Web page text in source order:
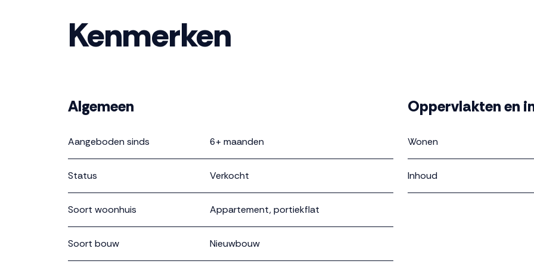
Kenmerken
Algemeen
Aangeboden sinds 6+ maanden
Status Verkocht
Soort woonhuis Appartement, portiekflat
Soort bouw Nieuwbouw
Oppervlakten en
Wonen
Inhoud